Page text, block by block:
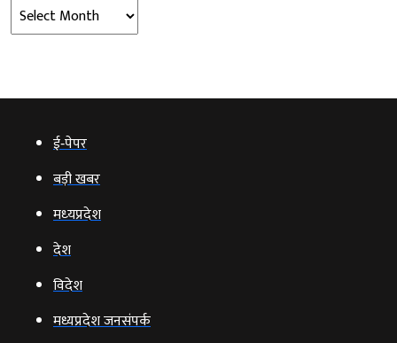
Archives
ई‑पेपर
बड़ी खबर
मध्‍यप्रदेश
देश
विदेश
मध्यप्रदेश जनसंपर्क